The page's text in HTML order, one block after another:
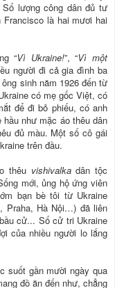
Số lượng công dân đủ tư
là hai mươi hai
“Vì Ukraine!”, “Vì một
người đi cả gia đình ba
sinh năm 1926 đến từ
có mẹ gốc Việt, có
để đi bỏ phiếu, có anh
như mặc áo thêu dân
đủ màu. Một số cô gái
trên đầu.
thêu vishivalkadân tộc
mới, ủng hộ ứng viên
bạn bè tôi từ Ukraine
Praha, Hà Nội…) đã liên
cử... Số cử tri Ukraine
của nhiều người lo lắng
suốt gần mười ngày qua
đồ ăn đến như, chẳng